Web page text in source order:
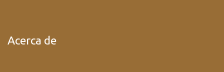
Acerca de